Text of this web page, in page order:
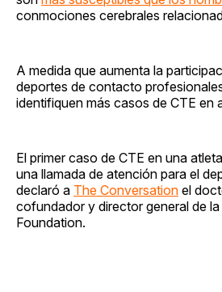
conmociones cerebrales
A medida que aumenta la
deportes de contacto
identifiquen más casos de CTE en
El primer caso de CTE en una
una llamada de atención para el
declaró a The Conversation el
cofundador y director general de
Foundation.